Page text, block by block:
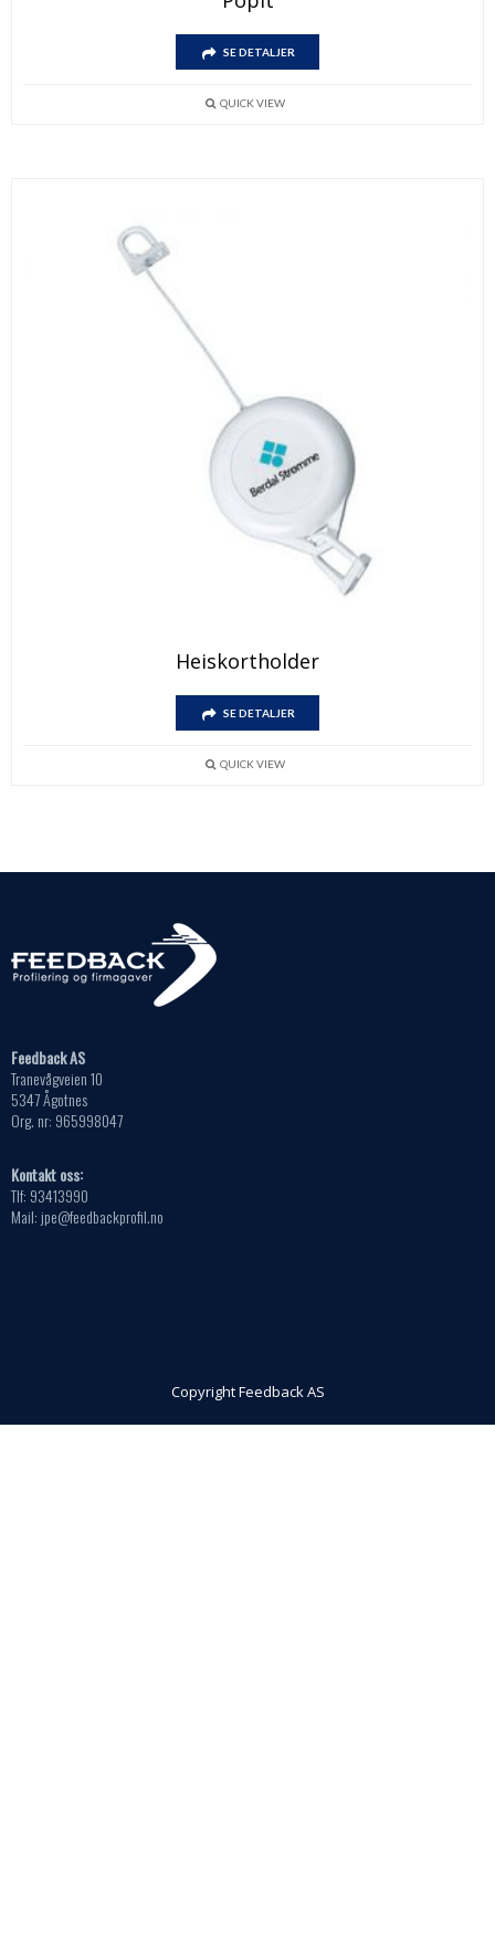
SE DETALJER
QUICK VIEW
Heiskortholder
SE DETALJER
QUICK VIEW
Feedback AS
Tranevågveien 10
5347 Ågotnes
Org. nr: 965998047
Kontakt oss:
Tlf: 93413990
Mail: jpe@feedbackprofil.no
Copyright Feedback AS